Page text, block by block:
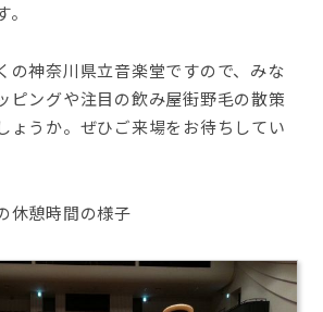
の神奈川県立音楽堂ですので、みな
ピングや注目の飲み屋街野毛の散策
ょうか。ぜひご来場をお待ちしてい
休憩時間の様子